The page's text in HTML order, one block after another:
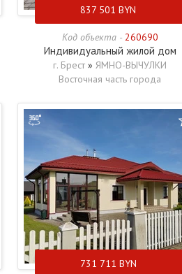
837 501 BYN
Код объекта - 260690
Индивидуальный жилой дом
г. Брест » ЯМНО-ВЫЧУЛКИ
Восточная часть города
731 711 BYN